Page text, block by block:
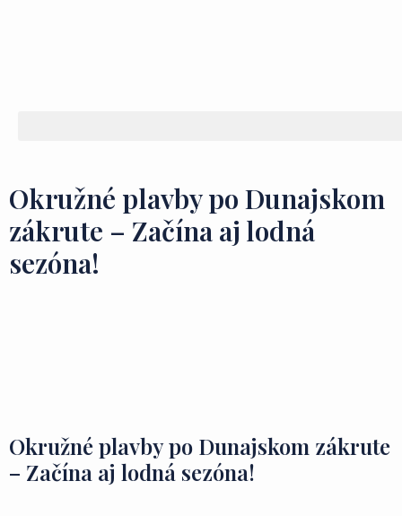
Okružné plavby po Dunajskom
zákrute – Začína aj lodná
sezóna!
Okružné plavby po Dunajskom zákrute
– Začína aj lodná sezóna!